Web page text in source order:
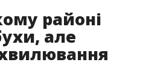
районі
але